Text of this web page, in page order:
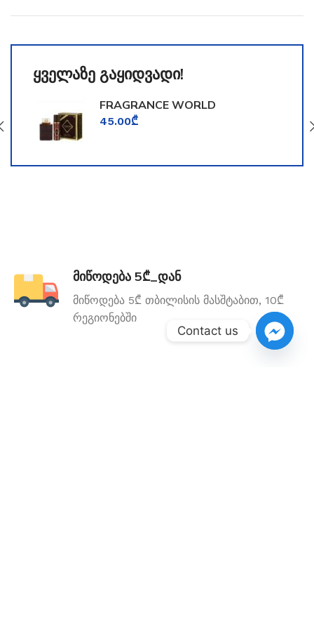
ყველაზე გაყიდვადი!
FRAGRANCE WORLD
TOOMFORD
45.00₾
მიწოდება 5₾_დან
მიწოდება 5₾ თბილისის მასშტაბით, 10₾
რეგიონებში
Contact us